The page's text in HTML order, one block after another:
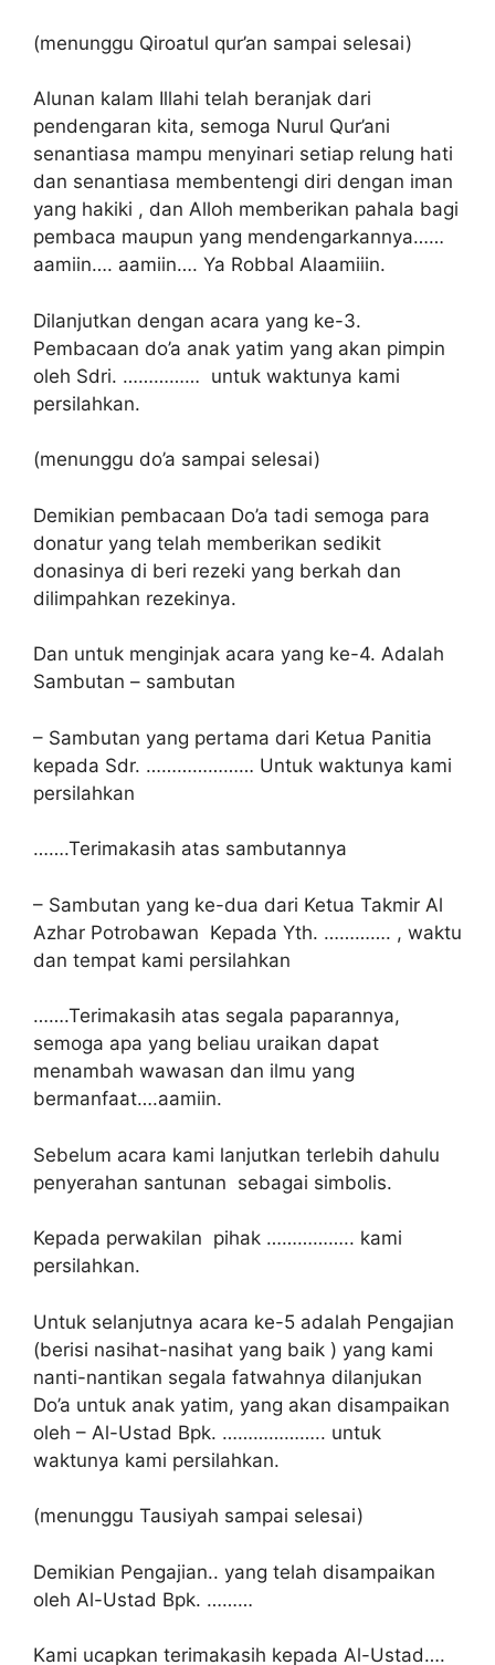
(menunggu Qiroatul qur’an sampai selesai)
Alunan kalam Illahi telah beranjak dari
pendengaran kita, semoga Nurul Qur’ani
senantiasa mampu menyinari setiap relung hati
dan senantiasa membentengi diri dengan iman
yang hakiki , dan Alloh memberikan pahala bagi
pembaca maupun yang mendengarkannya……
aamiin…. aamiin…. Ya Robbal Alaamiiin.
Dilanjutkan dengan acara yang ke-3.
Pembacaan do’a anak yatim yang akan pimpin
oleh Sdri. …………… untuk waktunya kami
persilahkan.
(menunggu do’a sampai selesai)
Demikian pembacaan Do’a tadi semoga para
donatur yang telah memberikan sedikit
donasinya di beri rezeki yang berkah dan
dilimpahkan rezekinya.
Dan untuk menginjak acara yang ke-4. Adalah
Sambutan – sambutan
– Sambutan yang pertama dari Ketua Panitia
kepada Sdr. ………………… Untuk waktunya kami
persilahkan
…….Terimakasih atas sambutannya
– Sambutan yang ke-dua dari Ketua Takmir Al
Azhar Potrobawan Kepada Yth. …………. , waktu
dan tempat kami persilahkan
…….Terimakasih atas segala paparannya,
semoga apa yang beliau uraikan dapat
menambah wawasan dan ilmu yang
bermanfaat….aamiin.
Sebelum acara kami lanjutkan terlebih dahulu
penyerahan santunan sebagai simbolis.
Kepada perwakilan pihak …………….. kami
persilahkan.
Untuk selanjutnya acara ke-5 adalah Pengajian
(berisi nasihat-nasihat yang baik ) yang kami
nanti-nantikan segala fatwahnya dilanjukan
Do’a untuk anak yatim, yang akan disampaikan
oleh – Al-Ustad Bpk. ……………….. untuk
waktunya kami persilahkan.
(menunggu Tausiyah sampai selesai)
Demikian Pengajian.. yang telah disampaikan
oleh Al-Ustad Bpk. ………
Kami ucapkan terimakasih kepada Al-Ustad….